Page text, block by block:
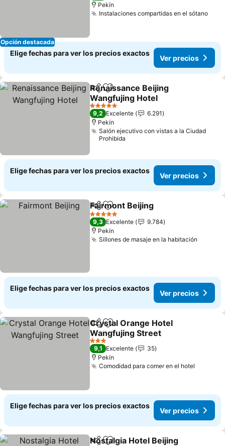
Opción destacada
Pekín
Instalaciones compartidas en el sótano
Elige fechas para ver los precios exactos
Ver precios
CompartirAgregar a favoritos
Renaissance Beijing
Wangfujing Hotel
5 Estrellas
9,2 Excelente
6.291
Pekín
Salón ejecutivo con vistas a la Ciudad
Prohibida
Elige fechas para ver los precios exactos
Ver precios
CompartirAgregar a favoritos
Fairmont Beijing
5 Estrellas
9,3 Excelente
9.784
Pekín
Sillones de masaje en la habitación
Elige fechas para ver los precios exactos
Ver precios
CompartirAgregar a favoritos
Crystal Orange Hotel
Wangfujing Street
3 Estrellas
9,1 Excelente
35
Pekín
Comodidad para comer en el hotel
Elige fechas para ver los precios exactos
Ver precios
Nostalgia Hotel Beijing